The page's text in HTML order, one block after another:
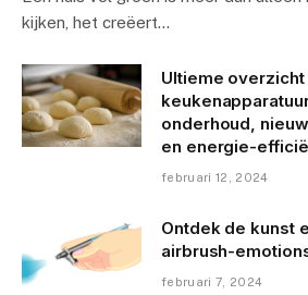
kijken, het creëert…
Ultieme overzicht
onderhoud,
en energie-
februari 12, 2024
Ontdek de kunst
airbrush-
februari 7, 2024